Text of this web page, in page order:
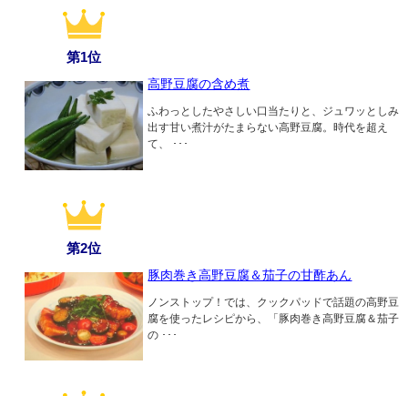
第1位
高野豆腐の含め煮
ふわっとしたやさしい口当たりと、ジュワッとしみ
出す甘い煮汁がたまらない高野豆腐。時代を超え
て、 ･･･
第2位
豚肉巻き高野豆腐＆茄子の甘酢あん
ノンストップ！では、クックパッドで話題の高野豆
腐を使ったレシピから、「豚肉巻き高野豆腐＆茄子
の ･･･